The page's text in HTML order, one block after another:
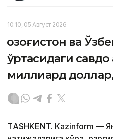
10:10, 05 Август 2026
Қозоғистон ва
ўртасидаги
миллиард
ТASHKENT. Кazinform —